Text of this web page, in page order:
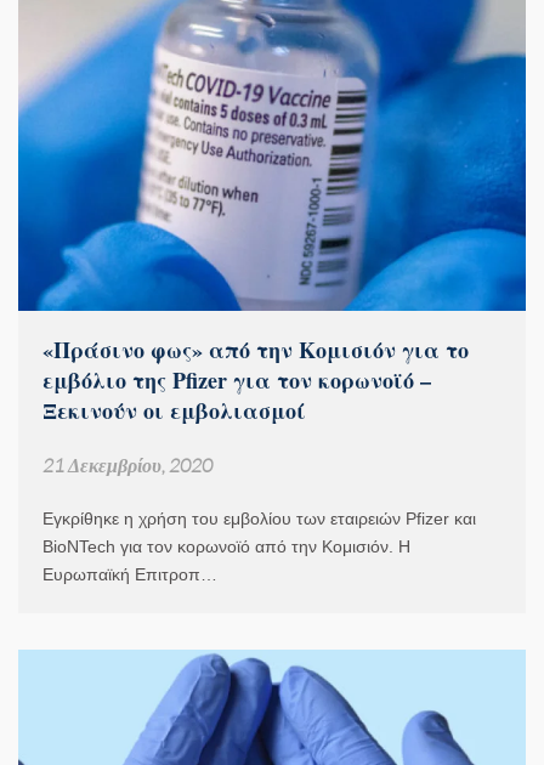
«Πράσινο φως» από την Κομισιόν για το
εμβόλιο της Pfizer για τον κορωνοϊό –
Ξεκινούν οι εμβολιασμοί
21 Δεκεμβρίου, 2020
Εγκρίθηκε η χρήση του εμβολίου των εταιρειών Pfizer και
BioNTech για τον κορωνοϊό από την Κομισιόν. Η
Ευρωπαϊκή Επιτροπ…